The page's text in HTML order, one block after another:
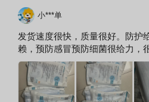
小***单
发货速度很快，质量很好。防护
赖，预防感冒预防细菌很给力，